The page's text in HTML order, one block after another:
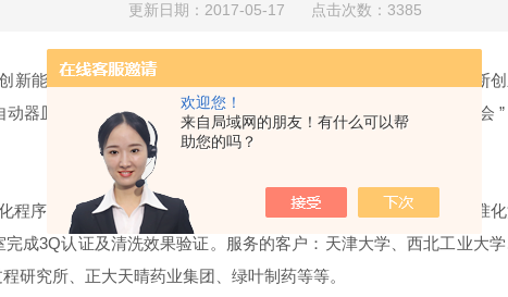
欢迎您！
来自局域网的朋友！有什么可以帮
助您的吗？
更新日期：2017-05-17 点击次数：3385
新能力，诚信经营为用户提供高品质的专业产品和服务。本着不断
器皿清洗机及冻干机参加“2017年第49届全国高教仪器设备展示会
程序控制清洗流程及检测关键清洗参数，实现器皿的自动化、标准
成3Q认证及清洗效果验证。服务的客户：天津大学、西北工业大
研究所、正大天晴药业集团、绿叶制药等等。